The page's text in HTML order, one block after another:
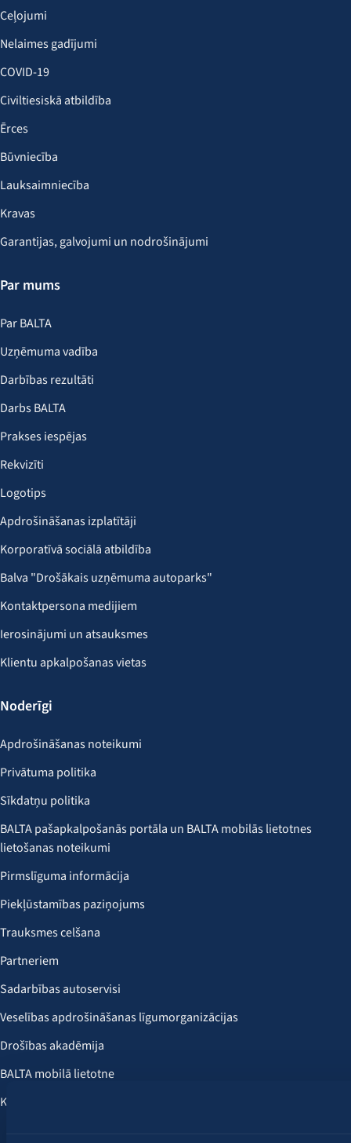
Ceļojumi
Nelaimes gadījumi
COVID-19
Civiltiesiskā atbildība
Ērces
Būvniecība
Lauksaimniecība
Kravas
Garantijas, galvojumi un nodrošinājumi
Par mums
Par BALTA
Uzņēmuma vadība
Darbības rezultāti
Darbs BALTA
Prakses iespējas
Rekvizīti
Logotips
Apdrošināšanas izplatītāji
Korporatīvā sociālā atbildība
Balva "Drošākais uzņēmuma autoparks"
Kontaktpersona medijiem
Ierosinājumi un atsauksmes
Klientu apkalpošanas vietas
Noderīgi
Apdrošināšanas noteikumi
Privātuma politika
Sīkdatņu politika
BALTA pašapkalpošanās portāla un BALTA mobilās lietotnes
lietošanas noteikumi
Pirmslīguma informācija
Piekļūstamības paziņojums
Trauksmes celšana
Partneriem
Sadarbības autoservisi
Veselības apdrošināšanas līgumorganizācijas
Drošības akadēmija
BALTA mobilā lietotne
Klientu labumi